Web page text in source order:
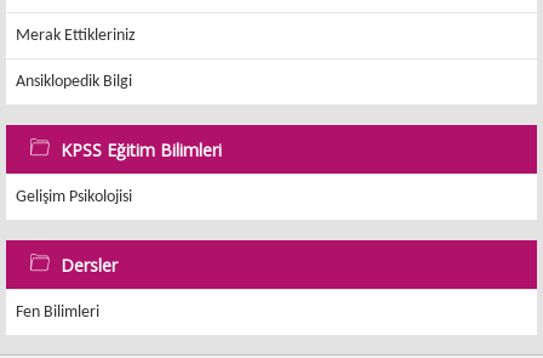
Merak Ettikleriniz
Ansiklopedik Bilgi
KPSS Eğitim Bilimleri
Gelişim Psikolojisi
Dersler
Fen Bilimleri